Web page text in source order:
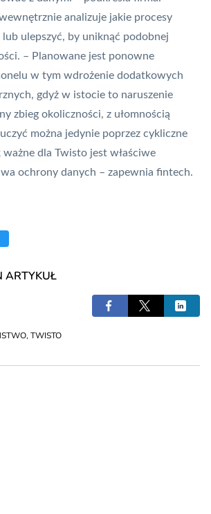
analizuje jakie procesy
ulepszyć, by uniknąć podobnej
– Planowane jest ponowne
w tym wdrożenie dodatkowych
gdyż w istocie to naruszenie
zbieg okoliczności, z ułomnością
można jedynie poprzez cykliczne
dla Twisto jest właściwe
ochrony danych – zapewnia fintech.
ARTYKUŁ
, TWISTO